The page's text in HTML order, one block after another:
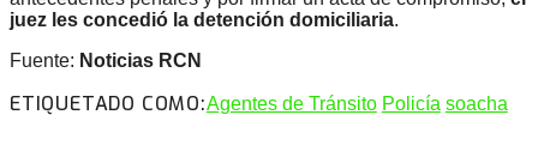
juez les concedió la detención domiciliaria.
Fuente: Noticias RCN
ETIQUETADO COMO:Agentes de Tránsito Policía soacha